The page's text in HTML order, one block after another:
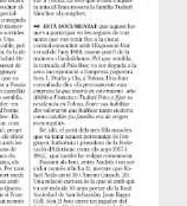
Las faldas del
árboles, lo que
sus
caminos